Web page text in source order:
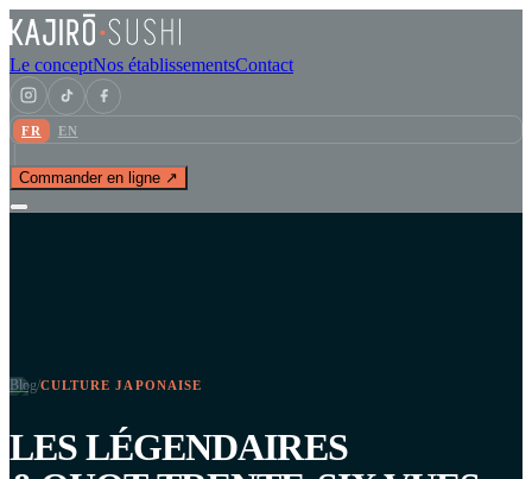
Le conceptNos établissementsContact
FR EN
Commander en ligne ↗
Blog/CULTURE JAPONAISE
LES LÉGENDAIRES